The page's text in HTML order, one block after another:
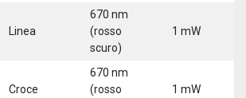
Linea
670 nm
(rosso
scuro)
1 mW
Croce
670 nm
(rosso
1 mW